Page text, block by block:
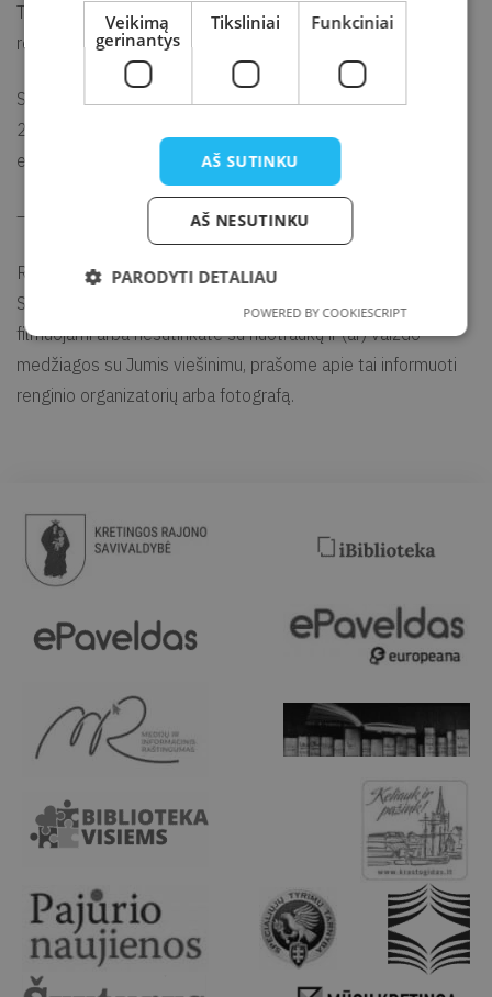
Trečiadienių popietės bibliotekoje – puiki galimybė
rezervuoti sau valandą tylos.
Spalio mėnesį laikas skaitymui Jums rezervuotas 2, 9, 16,
23 ir 30 d. dienomis nuo 16 iki 17 val. Vaikų ir Jaunimo
edukacijos erdvėse.
—
Renginio metu gali būti fotografuojama ir filmuojama.
SVARBU. Jei nepageidaujate būti fotografuojami ir (ar)
filmuojami arba nesutinkate su nuotraukų ir (ar) vaizdo
medžiagos su Jumis viešinimu, prašome apie tai informuoti
renginio organizatorių arba fotografą.
Veikimą
gerinantys
Tiksliniai Funkciniai
AŠ SUTINKU
AŠ NESUTINKU
PARODYTI DETALIAU
POWERED BY COOKIESCRIPT